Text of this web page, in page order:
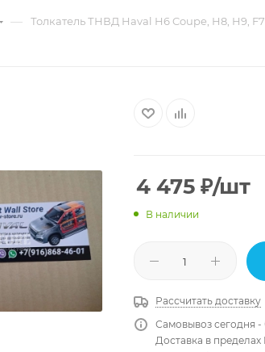
— Толкатель ТНВД Haval H6 Coupe, H8, H9,
4 475 ₽/шт
В наличии
Рассчитать доставку
Самовывоз сегодня -
Доставка в